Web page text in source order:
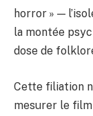
horror » —
la montée
dose de
Cette filiation
mesurer le